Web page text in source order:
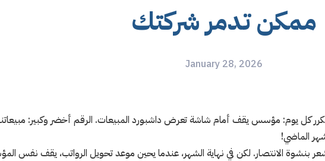
ممكن تدمر شركتك
January 28, 2026
كل يوم: مؤسس يقف أمام شاشة تعرض داشبورد المبيعات. الرقم أخضر وكبير:
بنشوة الانتصار. لكن في نهاية الشهر، عندما يحين موعد تحويل الرواتب، يقف نفس